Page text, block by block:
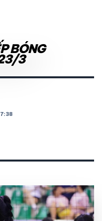
BÓNG
3